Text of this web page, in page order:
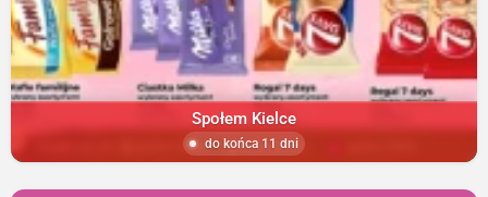
Społem Kielce
do końca 11 dni